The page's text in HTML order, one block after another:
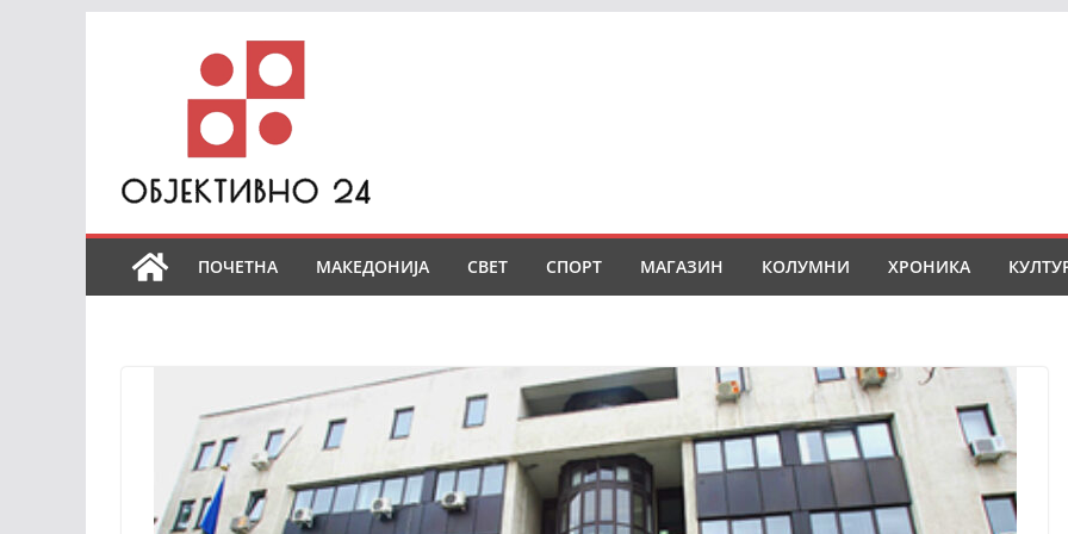
ПОЧЕТНА МАКЕДОНИЈА СВЕТ СПОРТ МАГАЗИН КОЛУМНИ ХРОНИКА